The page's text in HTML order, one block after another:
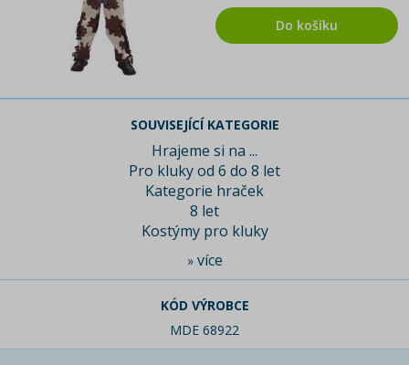
Do košíku
SOUVISEJÍCÍ KATEGORIE
Hrajeme si na ...
Pro kluky od 6 do 8 let
Kategorie hraček
8 let
Kostýmy pro kluky
» více
KÓD VÝROBCE
MDE 68922